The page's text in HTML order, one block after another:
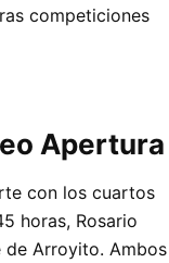
competiciones
Apertura
con los cuartos
horas, Rosario
de Arroyito. Ambos